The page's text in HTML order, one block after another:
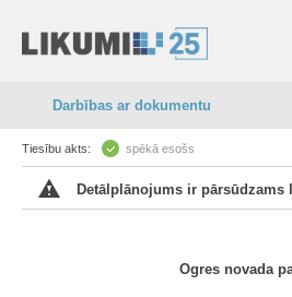
Darbības ar dokumentu
Tiesību akts: spēkā esošs
Detālplānojums ir pārsūdzams
Ogres novada